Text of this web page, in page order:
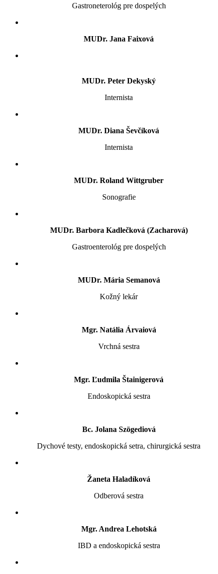
Gastroneterológ pre dospelých
MUDr. Jana Faixová
MUDr. Peter Dekyský
Internista
MUDr. Diana Ševčíková
Internista
MUDr. Roland Wittgruber
Sonografie
MUDr. Barbora Kadlečková (Zacharová)
Gastroenterológ pre dospelých
MUDr. Mária Semanová
Kožný lekár
Mgr. Natália Árvaiová
Vrchná sestra
Mgr. Ľudmila Štainigerová
Endoskopická sestra
Bc. Jolana Szögediová
Dychové testy, endoskopická setra, chirurgická sestra
Žaneta Haladíková
Odberová sestra
Mgr. Andrea Lehotská
IBD a endoskopická sestra